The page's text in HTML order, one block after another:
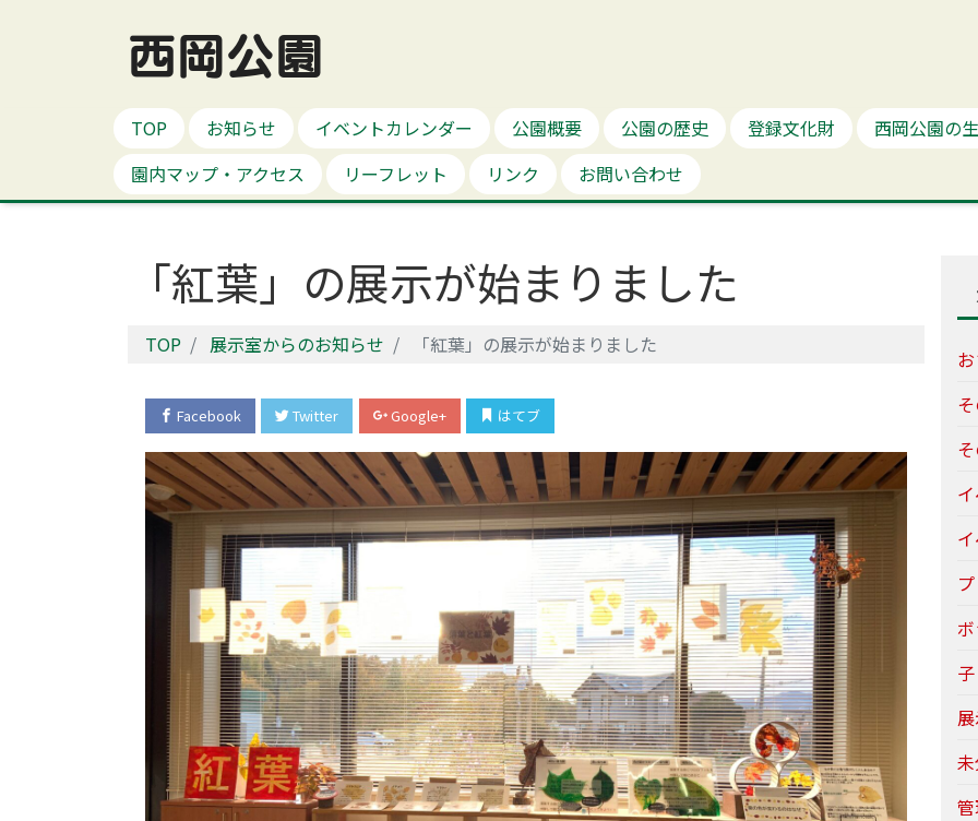
西岡公園
TOP お知らせ イベントカレンダー 公園概要 公園の歴史 登録文化財
西岡公園の
園内マップ・アクセス
リーフレット リンク お問い合わせ
「紅葉」の展示が始まりました
TOP 展示室からのお知らせ 「紅葉」の展示が始まりました
Facebook Twitter Google+ はてブ